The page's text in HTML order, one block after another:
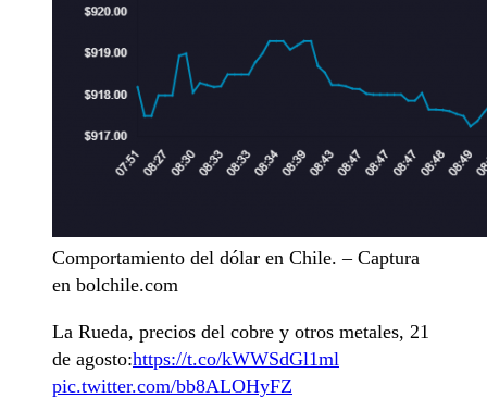
Comportamiento del dólar en Chile. – Captura
en bolchile.com
La Rueda, precios del cobre y otros metales, 21
de agosto:https://t.co/kWWSdGl1ml
pic.twitter.com/bb8ALOHyFZ